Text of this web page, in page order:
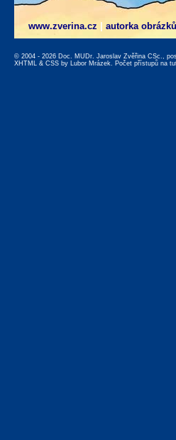
www.zverina.cz autorka
© 2004 - 2026 Doc. MUDr. Jaroslav Zvěřina CSc.,
XHTML & CSS by Lubor Mrázek. Počet přístupů na